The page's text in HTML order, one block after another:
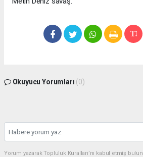
Okuyucu Yorumları (0)
Yorum yazarak Topluluk Kuralları’nı kabul etmiş